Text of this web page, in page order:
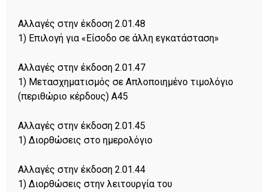
Αλλαγές στην έκδοση 2.01.48
1) Επιλογή για «Είσοδο σε άλλη εγκατάσταση»
Αλλαγές στην έκδοση 2.01.47
1) Μετασχηματισμός σε Απλοποιημένο τιμολόγιο
(περιθώριο κέρδους) Α45
Αλλαγές στην έκδοση 2.01.45
1) Διορθώσεις στο ημερολόγιο
Αλλαγές στην έκδοση 2.01.44
1) Διορθώσεις στην λειτουργία του